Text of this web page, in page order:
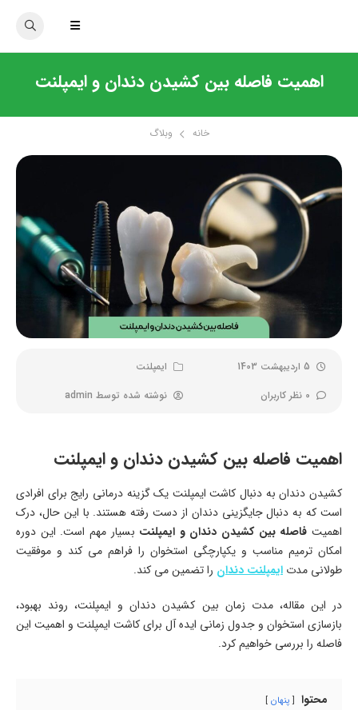
اهمیت فاصله بین کشیدن دندان و ایمپلنت
خانه وبلاگ
5 اردیبهشت 1403
ایمپلنت
0 نظر کاربران
نوشته شده توسط admin
اهمیت فاصله بین کشیدن دندان و ایمپلنت
کشیدن دندان به دنبال کاشت ایمپلنت یک گزینه درمانی رایج برای افرادی
است که به دنبال جایگزینی دندان از دست رفته هستند. با این حال، درک
اهمیت فاصله بین کشیدن دندان و ایمپلنت بسیار مهم است. این دوره
امکان ترمیم مناسب و یکپارچگی استخوان را فراهم می کند و موفقیت
طولانی مدت ایمپلنت دندان را تضمین می کند.
در این مقاله، مدت زمان بین کشیدن دندان و ایمپلنت، روند بهبود،
بازسازی استخوان و جدول زمانی ایده آل برای کاشت ایمپلنت و اهمیت این
فاصله را بررسی خواهیم کرد.
محتوا پنهان